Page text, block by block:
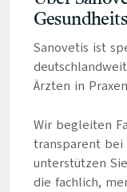
Sanovetis ist
Ärzten in
Wir begleiten
transparent bei
unterstützen
die fachlich,